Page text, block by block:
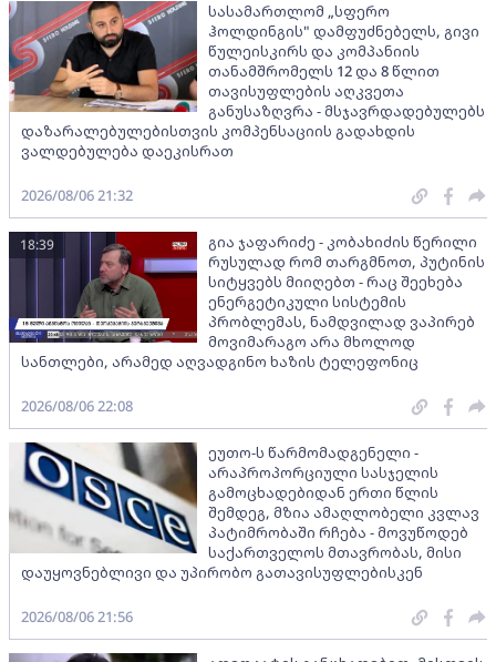
სასამართლომ „სფერო
ჰოლდინგის" დამფუძნებელს, გივი
წულეისკირს და კომპანიის
თანამშრომელს 12 და 8 წლით
თავისუფლების აღკვეთა
განუსაზღვრა - მსჯავრდადებულებს
დაზარალებულებისთვის კომპენსაციის გადახდის
ვალდებულება დაეკისრათ
2026/08/06 21:32
გია ჯაფარიძე - კობახიძის წერილი
რუსულად რომ თარგმნოთ, პუტინის
სიტყვებს მიიღებთ - რაც შეეხება
ენერგეტიკული სისტემის
პრობლემას, ნამდვილად ვაპირებ
მოვიმარაგო არა მხოლოდ
სანთლები, არამედ აღვადგინო ხაზის ტელეფონიც
18:39
2026/08/06 22:08
ეუთო-ს წარმომადგენელი -
არაპროპორციული სასჯელის
გამოცხადებიდან ერთი წლის
შემდეგ, მზია ამაღლობელი კვლავ
პატიმრობაში რჩება - მოვუწოდებ
საქართველოს მთავრობას, მისი
დაუყოვნებლივი და უპირობო გათავისუფლებისკენ
2026/08/06 21:56